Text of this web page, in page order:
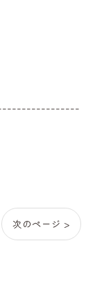
次のページ >